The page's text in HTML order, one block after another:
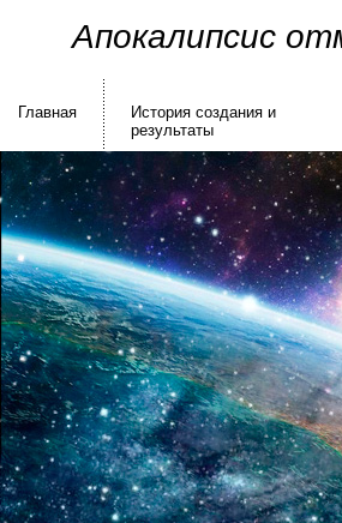
Апокалипсис
Главная
История создания и
результаты